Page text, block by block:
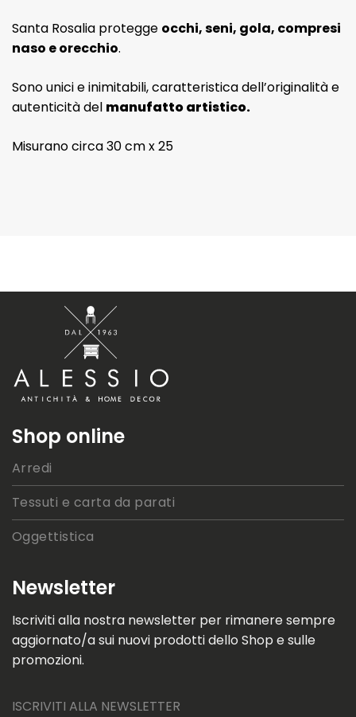
Santa Rosalia protegge occhi, seni, gola, compresi
naso e orecchio.
Sono unici e inimitabili, caratteristica dell’originalità e
autenticità del manufatto artistico.
Misurano circa 30 cm x 25
Shop online
Arredi
Tessuti e carta da parati
Oggettistica
Newsletter
Iscriviti alla nostra newsletter per rimanere sempre
aggiornato/a sui nuovi prodotti dello Shop e sulle
promozioni.
ISCRIVITI ALLA NEWSLETTER